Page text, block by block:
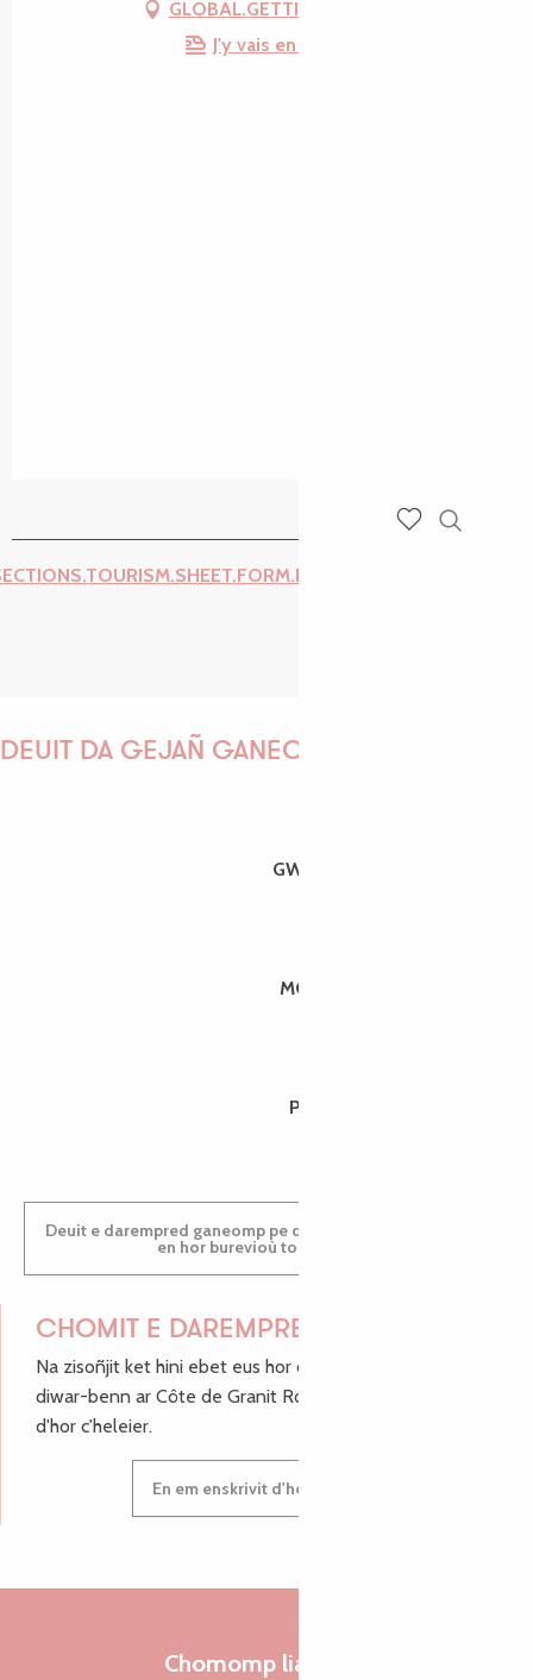
GLOBAL.GETTING_THERE
J'y vais en train !
DEUIT DA GEJAÑ GANEOMP !
GWENAËLLE
MORGANE
PAULINE
Deuit e darempred ganeomp pe deuit da welet ac'hanomp
en hor burevioù touristerezh
CHOMIT E DAREMPRED !
Na zisoñjit ket hini ebet eus hor c'hinnigoù mat ha keleier
diwar-benn ar Côte de Granit Rose, enskrivit hoc'h anv
d'hor c'heleier.
En em enskrivit d'hor c'heleier
Chomomp liammet